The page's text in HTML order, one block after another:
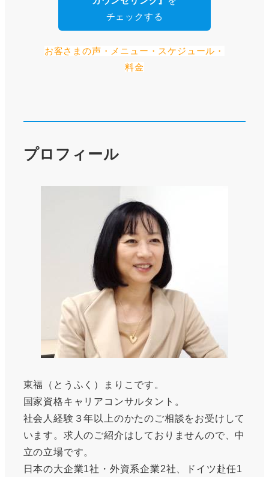
チェックする
お客さまの声・メニュー・スケジュール・
料金
プロフィール
東福（とうふく）まりこです。
国家資格キャリアコンサルタント。
社会人経験３年以上のかたのご相談をお受けして
います。求人のご紹介はしておりませんので、中
立の立場です。
日本の大企業1社・外資系企業2社、ドイツ赴任1